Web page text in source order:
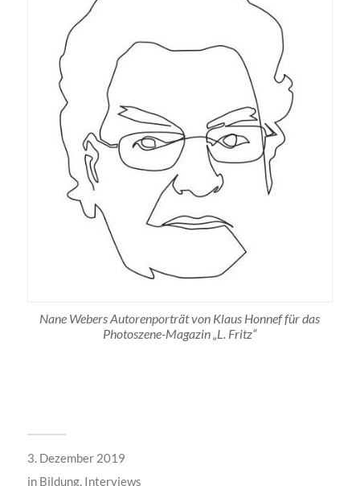
Nane Webers Autorenporträt von Klaus Honnef für das
Photoszene-Magazin „L. Fritz“
3. Dezember 2019
in Bildung, Interviews